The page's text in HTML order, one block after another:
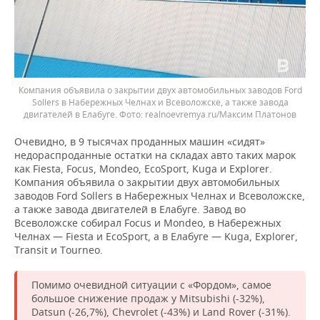
Компания объявила о закрытии двух автомобильных заводов Ford
Sollers в Набережных Челнах и Всеволожске, а также завода
двигателей в Елабуге.
realnoevremya.ru/Максим Платонов
Очевидно, в 9 тысячах проданных машин «сидят»
недораспроданные остатки на складах авто таких марок
как Fiesta, Focus, Mondeo, EcoSport, Kuga и Explorer.
Компания объявила о закрытии двух автомобильных
заводов Ford Sollers в Набережных Челнах и Всеволожске,
а также завода двигателей в Елабуге. Завод во
Всеволожске собирал Focus и Mondeo, в Набережных
Челнах — Fiesta и EcoSport, а в Елабуге — Kuga, Explorer,
Transit и Tourneo.
Помимо очевидной ситуации с «Фордом», самое
большое снижение продаж у Mitsubishi (-32%),
Datsun (-26,7%), Chevrolet (-43%) и Land Rover (-31%).